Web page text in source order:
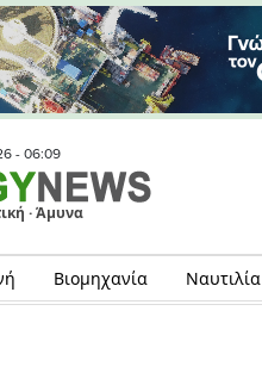
- 06:09
· Άμυνα
Βιομηχανία Ναυτιλία